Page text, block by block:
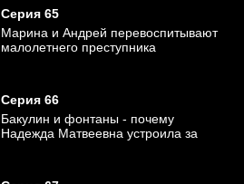
Серия 65
Марина и Андрей перевоспитывают
малолетнего преступника
Серия 66
Бакулин и фонтаны - почему
Надежда Матвеевна устроила за